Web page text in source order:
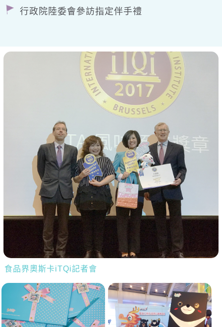
行政院陸委會參訪指定伴手禮
食品界奧斯卡iTQi記者會